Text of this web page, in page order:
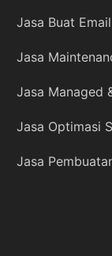
Jasa Buat
Jasa
Jasa Managed
Jasa Optimasi
Jasa